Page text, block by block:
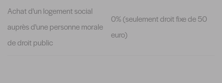
Achat d'un logement social
auprès d'une personne morale
de droit public
0% (seulement droit fixe de 50
euro)